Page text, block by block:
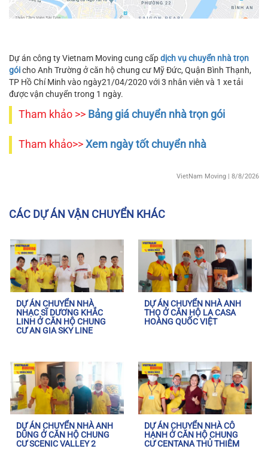
Dự án công ty Vietnam Moving cung cấpdịch vụ chuyển nhà trọn
góicho Anh Trường ở căn hộ chung cư Mỹ Đức, Quận Bình Thạnh,
TP Hồ Chí Minh vào ngày21/04/2020 với 3 nhân viên và 1 xe tải
được vận chuyển trong 1 ngày.
Tham khảo >> Bảng giá chuyển nhà trọn gói
Tham khảo>> Xem ngày tốt chuyển nhà
VietNam Moving | 8/8/2026
CÁC DỰ ÁN VẬN CHUYỂN KHÁC
DỰ ÁN CHUYỂN NHÀ
NHẠC SĨ DƯƠNG KHẮC
LINH Ở CĂN HỘ CHUNG
CƯ AN GIA SKY LINE
DỰ ÁN CHUYỂN NHÀ ANH
THỌ Ở CĂN HỘ LA CASA
HOÀNG QUỐC VIỆT
DỰ ÁN CHUYỂN NHÀ ANH
DŨNG Ở CĂN HỘ CHUNG
CƯ SCENIC VALLEY 2
DỰ ÁN CHUYỂN NHÀ CÔ
HẠNH Ở CĂN HỘ CHUNG
CƯ CENTANA THỦ THIÊM